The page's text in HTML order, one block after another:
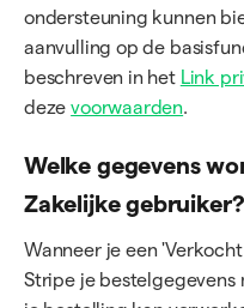
ondersteuning kunnen
aanvulling op de
beschreven in het Link
dezevoorwaarden.
Welke gegevens
Zakelijke gebruiker?
Wanneer je een
Stripe je